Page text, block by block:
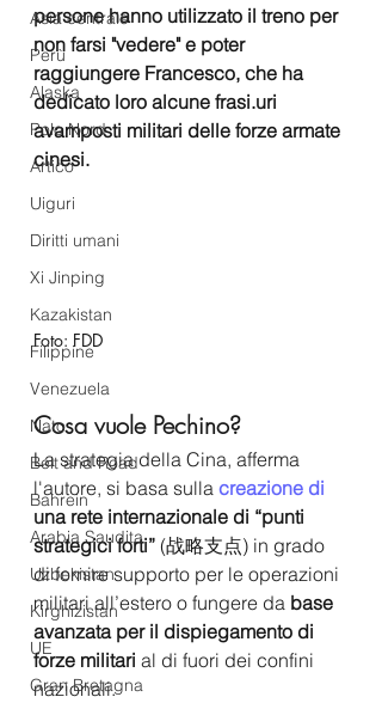
Asia centrale
Perù
Alaska
Polo Nord
Artico
Uiguri
Diritti umani
Xi Jinping
Kazakistan
Filippine
Venezuela
Nato
Belt and Road
Bahrein
Arabia Saudita
Uzbekistan
Kirghizistan
UE
Gran Bretagna
persone hanno utilizzato il treno per
non farsi "vedere" e poter
raggiungere Francesco, che ha
dedicato loro alcune frasi.uri
avamposti militari delle forze armate
cinesi.
Foto: FDD
Cosa vuole Pechino?
La strategia della Cina, afferma
l'autore, si basa sulla creazione di
una rete internazionale di “punti
strategici forti” (战略支点) in grado
di fornire supporto per le operazioni
militari all’estero o fungere da base
avanzata per il dispiegamento di
forze militari al di fuori dei confini
nazionali.